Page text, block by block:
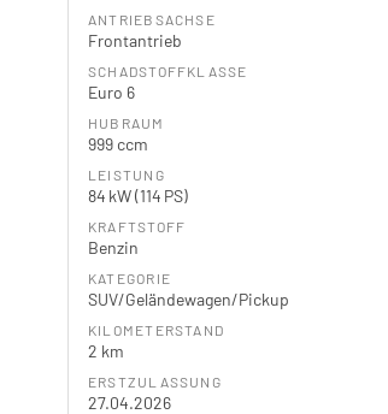
ANTRIEBSACHSE
Frontantrieb
SCHADSTOFFKLASSE
Euro 6
HUBRAUM
999 ccm
LEISTUNG
84 kW (114 PS)
KRAFTSTOFF
Benzin
KATEGORIE
SUV/Geländewagen/Pickup
KILOMETERSTAND
2 km
ERSTZULASSUNG
27.04.2026